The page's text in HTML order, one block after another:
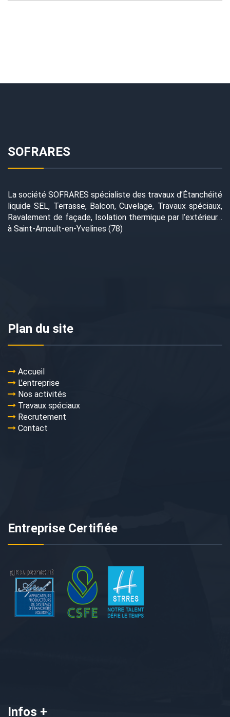
SOFRARES
La société SOFRARES spécialiste des travaux d’Étanchéité
liquide SEL, Terrasse, Balcon, Cuvelage, Travaux spéciaux,
Ravalement de façade, Isolation thermique par l’extérieur…
à Saint-Arnoult-en-Yvelines (78)
Plan du site
Accueil
L’entreprise
Nos activités
Travaux spéciaux
Recrutement
Contact
Entreprise Certifiée
Infos +